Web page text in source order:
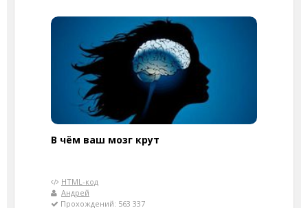
В чём ваш мозг крут
HTML-код
Андрей
Прохождений: 563 337